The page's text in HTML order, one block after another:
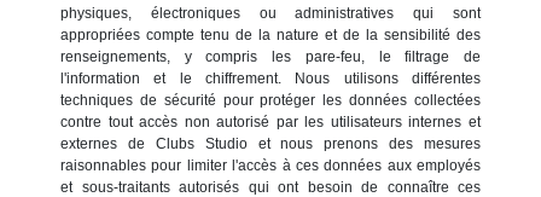
physiques, électroniques ou administratives qui sont
appropriées compte tenu de la nature et de la sensibilité des
renseignements, y compris les pare-feu, le filtrage de
l'information et le chiffrement. Nous utilisons différentes
techniques de sécurité pour protéger les données collectées
contre tout accès non autorisé par les utilisateurs internes et
externes de Clubs Studio et nous prenons des mesures
raisonnables pour limiter l'accès à ces données aux employés
et sous-traitants autorisés qui ont besoin de connaître ces